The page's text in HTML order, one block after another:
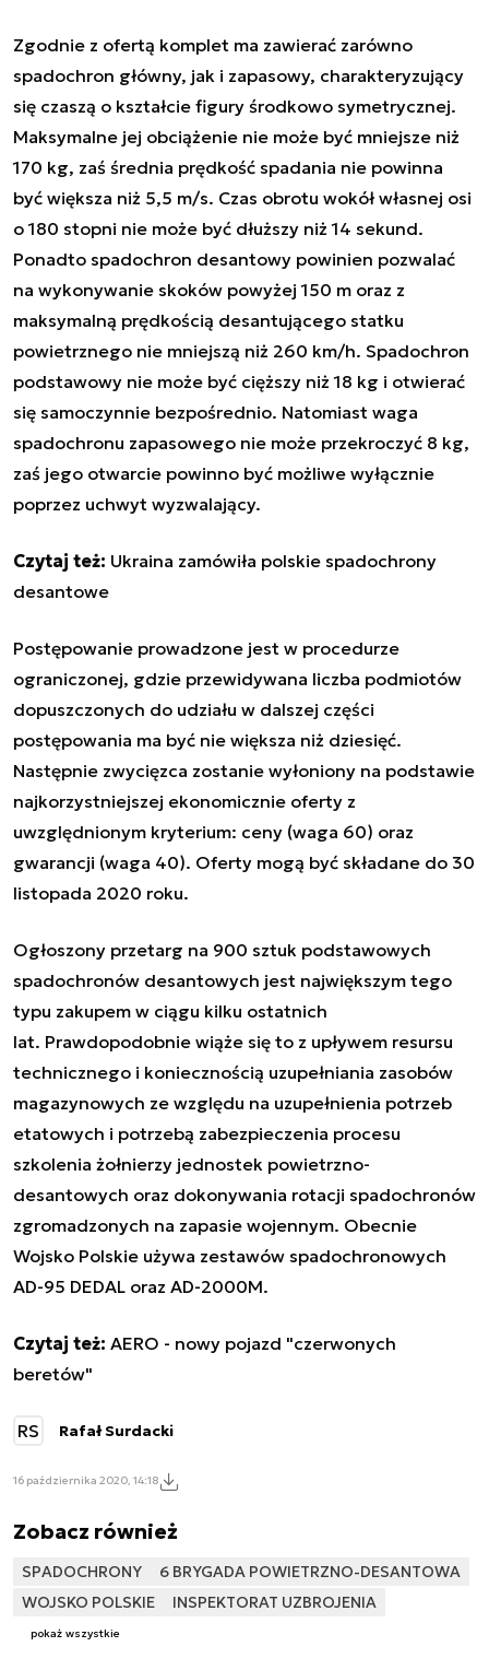
Zgodnie z ofertą komplet ma zawierać zarówno
spadochron główny, jak i zapasowy, charakteryzujący
się czaszą o kształcie figury środkowo symetrycznej.
Maksymalne jej obciążenie nie może być mniejsze niż
170 kg, zaś średnia prędkość spadania nie powinna
być większa niż 5,5 m/s. Czas obrotu wokół własnej osi
o 180 stopni nie może być dłuższy niż 14 sekund.
Ponadto spadochron desantowy powinien pozwalać
na wykonywanie skoków powyżej 150 m oraz z
maksymalną prędkością desantującego statku
powietrznego nie mniejszą niż 260 km/h. Spadochron
podstawowy nie może być cięższy niż 18 kg i otwierać
się samoczynnie bezpośrednio. Natomiast waga
spadochronu zapasowego nie może przekroczyć 8 kg,
zaś jego otwarcie powinno być możliwe wyłącznie
poprzez uchwyt wyzwalający.
Czytaj też: Ukraina zamówiła polskie spadochrony
desantowe
Postępowanie prowadzone jest w procedurze
ograniczonej, gdzie przewidywana liczba podmiotów
dopuszczonych do udziału w dalszej części
postępowania ma być nie większa niż dziesięć.
Następnie zwycięzca zostanie wyłoniony na podstawie
najkorzystniejszej ekonomicznie oferty z
uwzględnionym kryterium: ceny (waga 60) oraz
gwarancji (waga 40). Oferty mogą być składane do 30
listopada 2020 roku.
Ogłoszony przetarg na 900 sztuk podstawowych
spadochronów desantowych jest największym tego
typu zakupem w ciągu kilku ostatnich
lat. Prawdopodobnie wiąże się to z upływem resursu
technicznego i koniecznością uzupełniania zasobów
magazynowych ze względu na uzupełnienia potrzeb
etatowych i potrzebą zabezpieczenia procesu
szkolenia żołnierzy jednostek powietrzno-
desantowych oraz dokonywania rotacji spadochronów
zgromadzonych na zapasie wojennym. Obecnie
Wojsko Polskie używa zestawów spadochronowych
AD-95 DEDAL oraz AD-2000M.
Czytaj też: AERO - nowy pojazd "czerwonych
beretów"
RS Rafał Surdacki
16 października 2020, 14:18
Zobacz również
SPADOCHRONY
6 BRYGADA POWIETRZNO-DESANTOWA
WOJSKO POLSKIE
INSPEKTORAT UZBROJENIA
pokaż wszystkie